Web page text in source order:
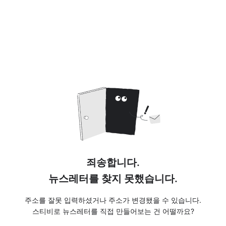
죄송합니다.
뉴스레터를 찾지 못했습니다.
주소를 잘못 입력하셨거나 주소가 변경됐을 수 있습니다.
스티비로 뉴스레터를 직접 만들어보는 건 어떨까요?